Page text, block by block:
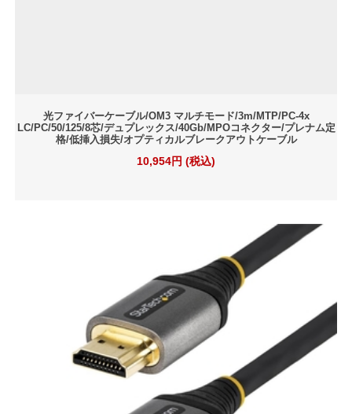
光ファイバーケーブル/OM3 マルチモード/3m/MTP/PC-4x
LC/PC/50/125/8芯/デュプレックス/40Gb/MPOコネクター/プレナム定
格/低挿入損失/オプティカルブレークアウトケーブル
10,954円 (税込)